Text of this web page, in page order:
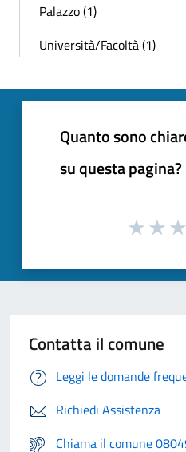
Palazzo (1)
Università/Facoltà (1)
Quanto sono
su questa pagina?
Contatta il comune
Leggi le domande
Richiedi Assistenza
Chiama il comune